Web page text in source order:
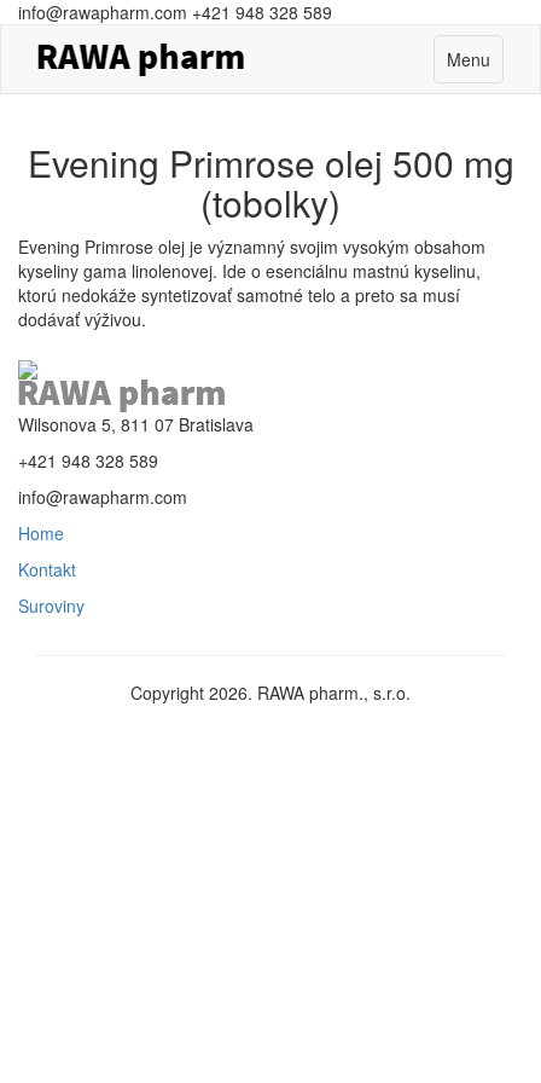
info@rawapharm.com +421 948 328 589
Toggle
navigation
Menu
Evening Primrose olej 500 mg
(tobolky)
Evening Primrose olej je významný svojim vysokým obsahom
kyseliny gama linolenovej. Ide o esenciálnu mastnú kyselinu,
ktorú nedokáže syntetizovať samotné telo a preto sa musí
dodávať výživou.
Wilsonova 5, 811 07 Bratislava
+421 948 328 589
info@rawapharm.com
Home
Kontakt
Suroviny
Copyright 2026. RAWA pharm., s.r.o.